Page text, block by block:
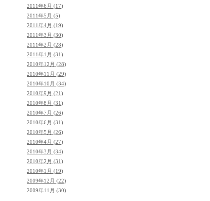
2011年6月 (17)
2011年5月 (5)
2011年4月 (19)
2011年3月 (30)
2011年2月 (28)
2011年1月 (31)
2010年12月 (28)
2010年11月 (29)
2010年10月 (34)
2010年9月 (21)
2010年8月 (31)
2010年7月 (26)
2010年6月 (31)
2010年5月 (26)
2010年4月 (27)
2010年3月 (34)
2010年2月 (31)
2010年1月 (19)
2009年12月 (22)
2009年11月 (30)